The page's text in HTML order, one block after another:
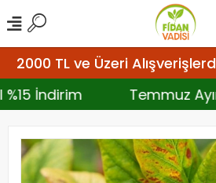
2000 TL ve Üzeri
%15 İndirim
Temmuz